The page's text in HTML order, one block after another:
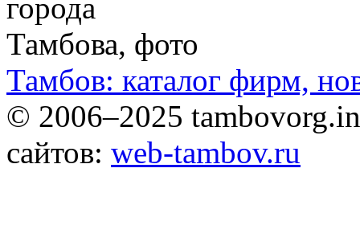
Тамбов: каталог фирм,
© 2006–2025
сайтов: web-tambov.ru